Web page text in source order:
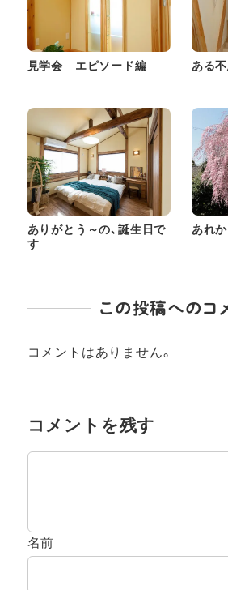
見学会 エピソード編 ある
ありがとう～の、誕生日で
す
あれ
この投稿へのコ
コメントはありません。
コメントを残す
名前